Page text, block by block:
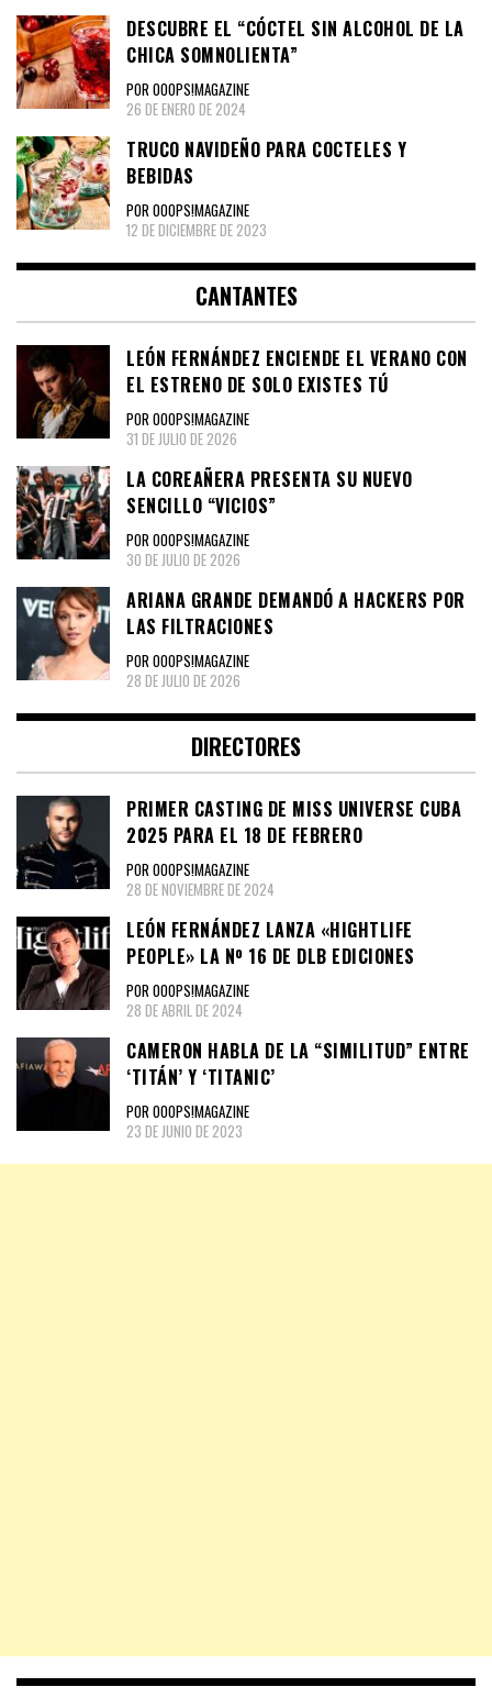
DESCUBRE EL “CÓCTEL SIN ALCOHOL DE LA
CHICA SOMNOLIENTA”
POR OOOPS!MAGAZINE
26 DE ENERO DE 2024
TRUCO NAVIDEÑO PARA COCTELES Y
BEBIDAS
POR OOOPS!MAGAZINE
12 DE DICIEMBRE DE 2023
CANTANTES
LEÓN FERNÁNDEZ ENCIENDE EL VERANO CON
EL ESTRENO DE SOLO EXISTES TÚ
POR OOOPS!MAGAZINE
31 DE JULIO DE 2026
LA COREAÑERA PRESENTA SU NUEVO
SENCILLO “VICIOS”
POR OOOPS!MAGAZINE
30 DE JULIO DE 2026
ARIANA GRANDE DEMANDÓ A HACKERS POR
LAS FILTRACIONES
POR OOOPS!MAGAZINE
28 DE JULIO DE 2026
DIRECTORES
PRIMER CASTING DE MISS UNIVERSE CUBA
2025 PARA EL 18 DE FEBRERO
POR OOOPS!MAGAZINE
28 DE NOVIEMBRE DE 2024
LEÓN FERNÁNDEZ LANZA «HIGHTLIFE
PEOPLE» LA Nº 16 DE DLB EDICIONES
POR OOOPS!MAGAZINE
28 DE ABRIL DE 2024
CAMERON HABLA DE LA “SIMILITUD” ENTRE
‘TITÁN’ Y ‘TITANIC’
POR OOOPS!MAGAZINE
23 DE JUNIO DE 2023